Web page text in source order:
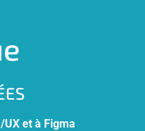
et à Figma